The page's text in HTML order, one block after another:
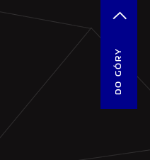
DO GÓRY